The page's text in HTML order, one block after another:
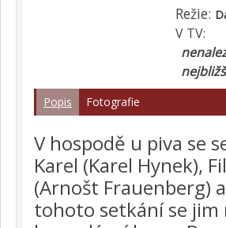
Režie:
V TV:
Popis Fotografie
V hospodě u piva se
Karel (Karel Hynek),
(Arnošt Frauenberg)
tohoto setkání se jim